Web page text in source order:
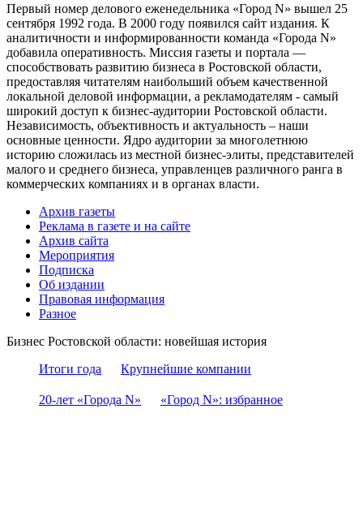
Первый номер делового еженедельника «Город N» вышел 25
сентября 1992 года. В 2000 году появился сайт издания. К
аналитичности и информированности команда «Города N»
добавила оперативность. Миссия газеты и портала —
способствовать развитию бизнеса в Ростовской области,
предоставляя читателям наибольший объем качественной
локальной деловой информации, а рекламодателям - самый
широкий доступ к бизнес-аудитории Ростовской области.
Независимость, объективность и актуальность – наши
основные ценности. Ядро аудитории за многолетнюю
историю сложилась из местной бизнес-элиты, представителей
малого и среднего бизнеса, управленцев различного ранга в
коммерческих компаниях и в органах власти.
Архив газеты
Реклама в газете и на сайте
Архив сайта
Мероприятия
Подписка
Об издании
Правовая информация
Разное
Бизнес Ростовской области: новейшая история
Итоги года
Крупнейшие компании
20-лет «Города N» «Город N»: избранное